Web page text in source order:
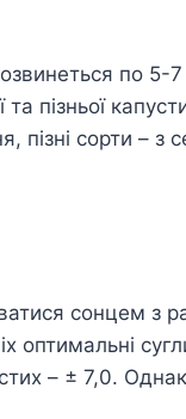
по 5-
пізні сорти –
сонцем з
оптимальні
– ± 7,0.